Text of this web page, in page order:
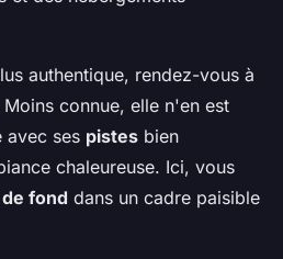
authentique, rendez-vous à
Moins connue, elle n'en est
avec ses pistes bien
chaleureuse. Ici, vous
fond dans un cadre paisible